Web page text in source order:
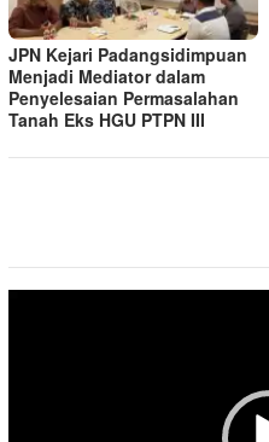
JPN Kejari Padangsidimpuan
Menjadi Mediator dalam
Penyelesaian Permasalahan
Tanah Eks HGU PTPN III